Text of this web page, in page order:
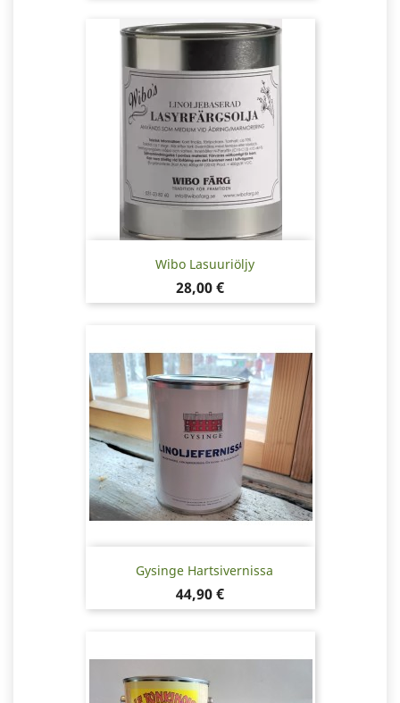
Wibo Lasuuriöljy
Hinta
28,00 €
Gysinge Hartsivernissa
Hinta
44,90 €